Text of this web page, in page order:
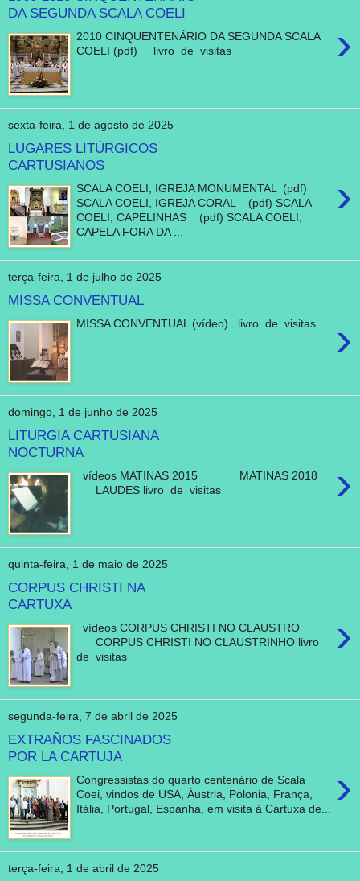
DA SEGUNDA SCALA COELI
›
2010 CINQUENTENÁRIO DA SEGUNDA SCALA
COELI (pdf) livro de visitas
sexta-feira, 1 de agosto de 2025
LUGARES LITÚRGICOS
CARTUSIANOS
›
SCALA COELI, IGREJA MONUMENTAL (pdf)
SCALA COELI, IGREJA CORAL (pdf) SCALA
COELI, CAPELINHAS (pdf) SCALA COELI,
CAPELA FORA DA ...
terça-feira, 1 de julho de 2025
MISSA CONVENTUAL
›
MISSA CONVENTUAL (vídeo) livro de visitas
domingo, 1 de junho de 2025
LITURGIA CARTUSIANA
NOCTURNA
›
vídeos MATINAS 2015 MATINAS 2018
LAUDES livro de visitas
quinta-feira, 1 de maio de 2025
CORPUS CHRISTI NA
CARTUXA
›
vídeos CORPUS CHRISTI NO CLAUSTRO
CORPUS CHRISTI NO CLAUSTRINHO livro
de visitas
segunda-feira, 7 de abril de 2025
EXTRAÑOS FASCINADOS
POR LA CARTUJA
›
Congressistas do quarto centenário de Scala
Coei, vindos de USA, Áustria, Polonia, França,
Itália, Portugal, Espanha, em visita à Cartuxa de...
terça-feira, 1 de abril de 2025